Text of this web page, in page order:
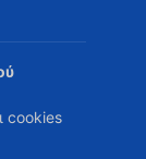
cookies